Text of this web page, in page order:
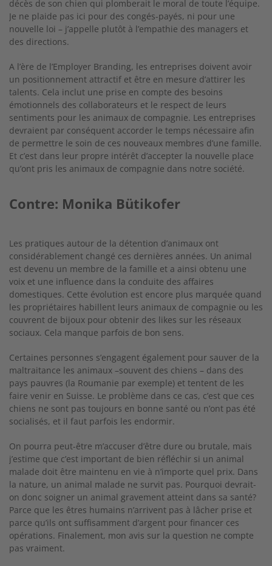
décès de son chien qui plomberait le moral de toute l’équipe.
Je ne plaide pas ici pour des congés-payés, ni pour une
nouvelle loi – j’appelle plutôt à l’empathie des managers et
des directions.
A l’ère de l’Employer Branding, les entreprises doivent avoir
un positionnement attractif et être en mesure d’attirer les
talents. Cela inclut une prise en compte des besoins
émotionnels des collaborateurs et le respect de leurs
sentiments pour les animaux de compagnie. Les entreprises
devraient par conséquent accorder le temps nécessaire afin
de permettre le soin de ces nouveaux membres d’une famille.
Et c’est dans leur propre intérêt d’accepter la nouvelle place
qu’ont pris les animaux de compagnie dans notre société.
Contre: Monika Bütikofer
Les pratiques autour de la détention d’animaux ont
considérablement changé ces dernières années. Un animal
est devenu un membre de la famille et a ainsi obtenu une
voix et une influence dans la conduite des affaires
domestiques. Cette évolution est encore plus marquée quand
les propriétaires habillent leurs animaux de compagnie ou les
couvrent de bijoux pour obtenir des likes sur les réseaux
sociaux. Cela manque parfois de bon sens.
Certaines personnes s’engagent également pour sauver de la
maltraitance les animaux –souvent des chiens – dans des
pays pauvres (la Roumanie par exemple) et tentent de les
faire venir en Suisse. Le problème dans ce cas, c’est que ces
chiens ne sont pas toujours en bonne santé ou n’ont pas été
socialisés, et il faut parfois les endormir.
On pourra peut-être m’accuser d’être dure ou brutale, mais
j’estime que c’est important de bien réfléchir si un animal
malade doit être maintenu en vie à n’importe quel prix. Dans
la nature, un animal malade ne survit pas. Pourquoi devrait-
on donc soigner un animal gravement atteint dans sa santé?
Parce que les êtres humains n’arrivent pas à lâcher prise et
parce qu’ils ont suffisamment d’argent pour financer ces
opérations. Finalement, mon avis sur la question ne compte
pas vraiment.